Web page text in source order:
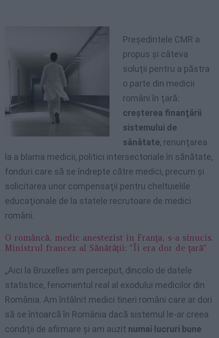
Preşedintele CMR a
propus şi câteva
soluţii pentru a păstra
o parte din medicii
români în ţară:
creşterea finanţării
sistemului de
sănătate, renunţarea
la a blama medicii, politici intersectoriale în sănătate,
fonduri care să se îndrepte către medici, precum şi
solicitarea unor compensaţii pentru cheltuielile
educaţionale de la statele recrutoare de medici
români.
O româncă, medic anestezist în Franţa, s-a sinucis.
Ministrul francez al Sănătăţii: ”Îi era dor de ţară”
„Aici la Bruxelles am perceput, dincolo de datele
statistice, fenomentul real al exodului medicilor din
România. Am întâlnit medici tineri români care ar dori
să se întoarcă în România dacă sistemul le-ar creea
condiţii de afirmare şi am auzit numai lucruri bune